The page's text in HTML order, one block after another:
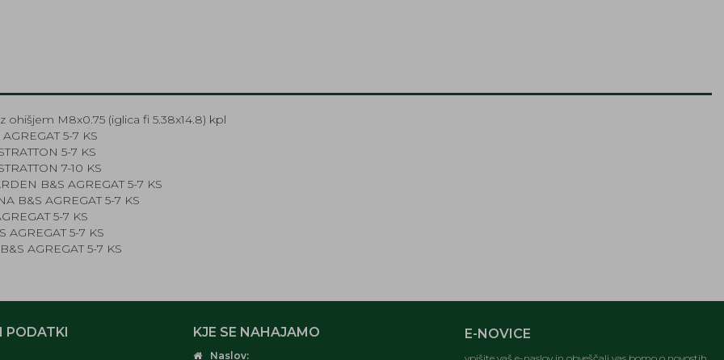
ohišjem M8x0.75 (iglica fi 5.38x14.8) kpl
5-7 KS
5-7 KS
7-10 KS
B&S AGREGAT 5-7 KS
B&S AGREGAT 5-7 KS
5-7 KS
AGREGAT 5-7 KS
AGREGAT 5-7 KS
PODATKI KJE SE NAHAJAMO
Naslov:
E-NOVICE